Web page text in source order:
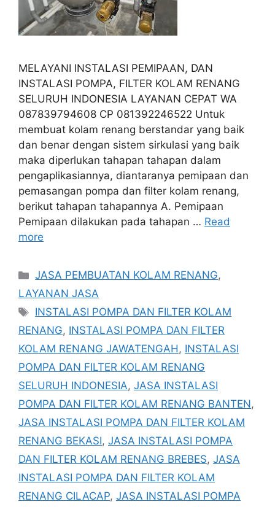
MELAYANI INSTALASI PEMIPAAN, DAN
INSTALASI POMPA, FILTER KOLAM RENANG
SELURUH INDONESIA LAYANAN CEPAT WA
087839794608 CP 081392246522 Untuk
membuat kolam renang berstandar yang baik
dan benar dengan sistem sirkulasi yang baik
maka diperlukan tahapan tahapan dalam
pengaplikasiannya, diantaranya pemipaan dan
pemasangan pompa dan filter kolam renang,
berikut tahapan tahapannya A. Pemipaan
Pemipaan dilakukan pada tahapan … Read
more
Categories
JASA PEMBUATAN KOLAM RENANG,
LAYANAN JASA
Tags
INSTALASI POMPA DAN FILTER KOLAM
RENANG, INSTALASI POMPA DAN FILTER
KOLAM RENANG JAWATENGAH, INSTALASI
POMPA DAN FILTER KOLAM RENANG
SELURUH INDONESIA, JASA INSTALASI
POMPA DAN FILTER KOLAM RENANG BANTEN,
JASA INSTALASI POMPA DAN FILTER KOLAM
RENANG BEKASI, JASA INSTALASI POMPA
DAN FILTER KOLAM RENANG BREBES, JASA
INSTALASI POMPA DAN FILTER KOLAM
RENANG CILACAP, JASA INSTALASI POMPA